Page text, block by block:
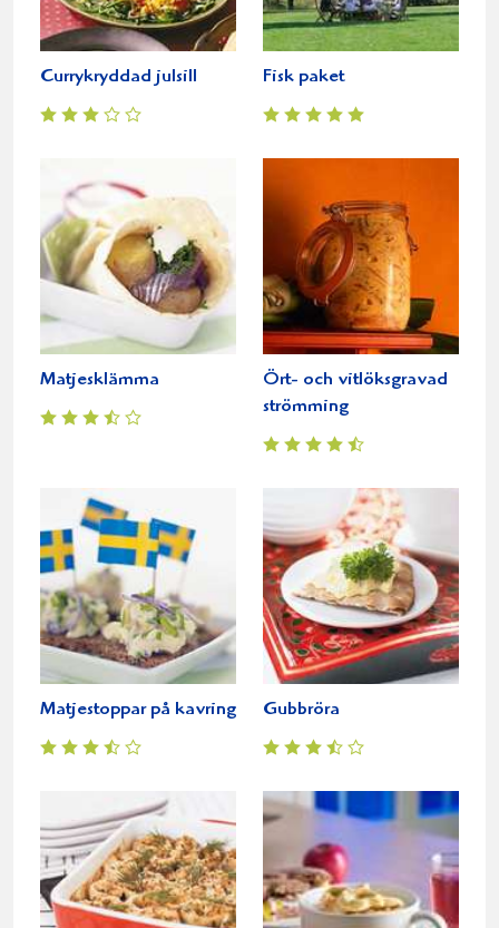
Currykryddad julsill Fisk paket
Matjesklämma
Ört- och vitlöksgravad
strömming
Matjestoppar på kavring Gubbröra